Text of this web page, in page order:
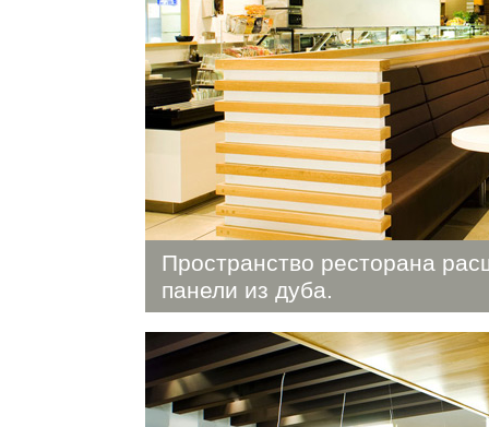
Пространство ресторана
панели из дуба.